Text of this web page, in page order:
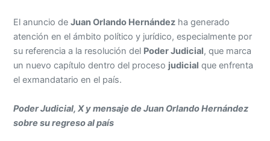
El anuncio deJuan Orlando Hernández ha generado
atención en el ámbito político y jurídico, especialmente por
su referencia a la resolución del Poder Judicial, que marca
un nuevo capítulo dentro del proceso judicial que enfrenta
el exmandatario en el país.
Poder Judicial, X y mensaje de Juan Orlando Hernández
sobre su regreso al país